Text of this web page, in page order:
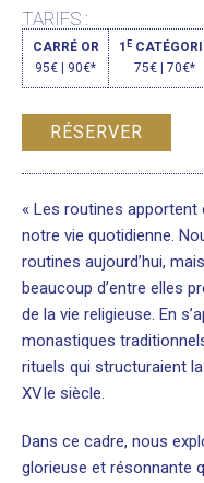
TARIFS :
CARRÉ OR 1 E
95€ | 90€*
75€ | 70€*
RÉSERVER
« Les routines
notre vie quotidienne.
routines aujourd’hui,
beaucoup d’entre elles
de la vie religieuse. En
monastiques
rituels qui structuraient
XVIe siècle.
Dans ce cadre, nous
glorieuse et résonnante